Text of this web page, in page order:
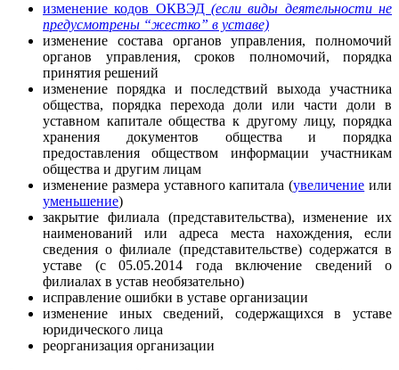
изменение кодов ОКВЭД (если виды деятельности не
предусмотрены “жестко” в уставе)
изменение состава органов управления, полномочий
органов управления, сроков полномочий, порядка
принятия решений
изменение порядка и последствий выхода участника
общества, порядка перехода доли или части доли в
уставном капитале общества к другому лицу, порядка
хранения документов общества и порядка
предоставления обществом информации участникам
общества и другим лицам
изменение размера уставного капитала (увеличение или
уменьшение)
закрытие филиала (представительства), изменение их
наименований или адреса места нахождения, если
сведения о филиале (представительстве) содержатся в
уставе (с 05.05.2014 года включение сведений о
филиалах в устав необязательно)
исправление ошибки в уставе организации
изменение иных сведений, содержащихся в уставе
юридического лица
реорганизация организации